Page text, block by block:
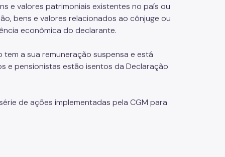
e valores patrimoniais existentes no país ou
bens e valores relacionados ao cônjuge ou
econômica do declarante.
a sua remuneração suspensa e está
e pensionistas estão isentos da Declaração
de ações implementadas pela CGM para